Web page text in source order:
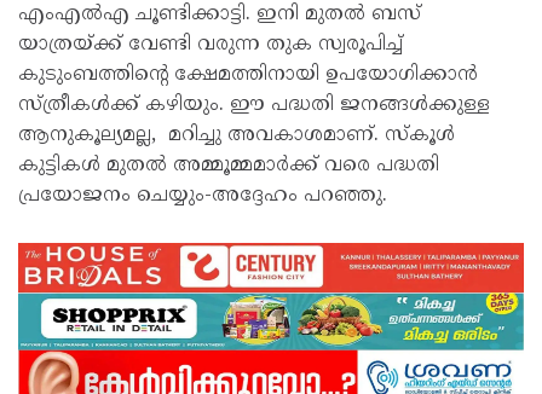
എംഎൽഎ ചൂണ്ടിക്കാട്ടി. ഇനി മുതൽ ബസ്
യാത്രയ്ക്ക് വേണ്ടി വരുന്ന തുക സ്വരൂപിച്ച്
കുടുംബത്തിന്റെ ക്ഷേമത്തിനായി ഉപയോഗിക്കാൻ
സ്ത്രീകൾക്ക് കഴിയും. ഈ പദ്ധതി ജനങ്ങൾക്കുള്ള
ആനുകൂല്യമല്ല, മറിച്ചു അവകാശമാണ്. സ്‌കൂൾ
കുട്ടികൾ മുതൽ അമ്മൂമ്മമാർക്ക് വരെ പദ്ധതി
പ്രയോജനം ചെയ്യും-അദ്ദേഹം പറഞ്ഞു.